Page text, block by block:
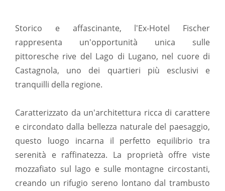
Storico e affascinante, l'Ex-Hotel Fischer
rappresenta un'opportunità unica sulle
pittoresche rive del Lago di Lugano, nel cuore di
Castagnola, uno dei quartieri più esclusivi e
tranquilli della regione.
Caratterizzato da un'architettura ricca di carattere
e circondato dalla bellezza naturale del paesaggio,
questo luogo incarna il perfetto equilibrio tra
serenità e raffinatezza. La proprietà offre viste
mozzafiato sul lago e sulle montagne circostanti,
creando un rifugio sereno lontano dal trambusto